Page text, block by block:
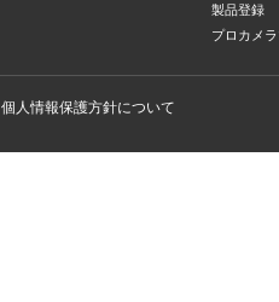
製品登録
プロカメ
個人情報保護方針について